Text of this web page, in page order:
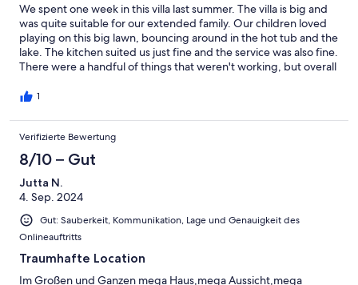
We spent one week in this villa last summer. The villa is big and
was quite suitable for our extended family. Our children loved
playing on this big lawn, bouncing around in the hot tub and the
lake. The kitchen suited us just fine and the service was also fine.
There were a handful of things that weren't working, but overall
yard are worth the trip alone. We may just return one day!
1
Verifizierte Bewertung
8/10 – Gut
Jutta N.
4. Sep. 2024
Gut: Sauberkeit, Kommunikation, Lage und Genauigkeit des
Onlineauftritts
Traumhafte Location
Im Großen und Ganzen mega Haus,mega Aussicht,mega